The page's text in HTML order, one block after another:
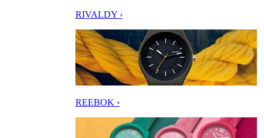
RIVALDY ›
REEBOK ›